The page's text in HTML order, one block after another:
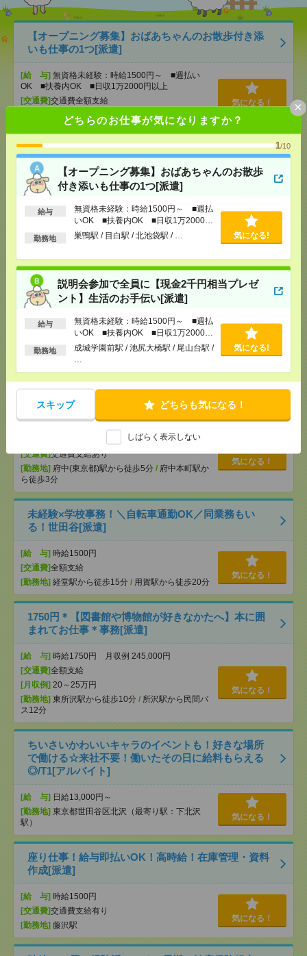
どちらのお仕事が気になりますか？
1/10
【オープニング募集】おばあちゃんのお散歩
付き添いも仕事の1つ[派遣]
給与
無資格未経験：時給1500円～ ■週払
いOK ■扶養内OK ■日収1万2000円
以上
勤務地 巣鴨駅 / 目白駅 / 北池袋駅 / … 気になる!
説明会参加で全員に【現金2千円相当プレゼ
ント】生活のお手伝い[派遣]
給与
無資格未経験：時給1500円～ ■週払
いOK ■扶養内OK ■日収1万2000円
以上
勤務地
成城学園前駅 / 池尻大橋駅 / 尾山台駅 /
気になる!
スキップ どちらも気になる！
しばらく表示しない
×
【オープニング募集】おばあちゃんのお散歩付き添
いも仕事の1つ[派遣]
[給 与] 無資格未経験：時給1500円～ ■週払い
OK ■扶養内OK ■日収1万2000円以上
[交通費]交通費全額支給
巣鴨駅/ 目白駅 /北池袋駅 / …
気になる！
説明会参加で全員に【現金2千円相当プレゼント】生
活のお手伝い[派遣]
[給 与] 無資格未経験：時給1500円～ ■週払い
[交通費]交通費全額支給
気になる！
2名募集！時給1800円！基本17時15分まで＊12月まで
＊受診状況の集計など[派遣]
[給 与] 時給1800円＋交 【月収例】279,000円
[交通費]交通費支給あり
25～30万円
[勤務地] 御茶ノ水駅から徒歩1分
気になる！
17時まで＊3名の大募集＊申請受付業務など[派遣]
時給1450円～1500円＋交 ■給与の前払い
[交通費]交通費支給あり
[勤務地] 府中(東京都)駅から徒歩5分 / 府中本町駅か
ら徒歩3分
気になる！
未経験×学校事務！＼自転車通勤OK／同業務もい
る！世田谷[派遣]
[給 与] 時給1500円
[交通費]全額支給
[勤務地] 経堂駅から徒歩15分 / 用賀駅から徒歩20分
気になる！
1750円＊【図書館や博物館が好きなかたへ】本に囲
まれてお仕事＊事務[派遣]
[給 与] 時給1750円 月収例 245,000円
[交通費]全額支給
[月収例] 20～25万円
[勤務地] 東所沢駅から徒歩10分 / 所沢駅から民間バ
ス12分
気になる！
ちいさいかわいいキャラのイベントも！好きな場所
で働ける☆来社不要！働いたその日に給料もらえる
◎/T1[アルバイト]
[給 与] 日給13,000円～
[勤務地] 東京都世田谷区北沢（最寄り駅：下北沢
駅）
気になる！
座り仕事！給与即払いOK！高時給！在庫管理・資料
作成[派遣]
[給 与] 時給1500円
[交通費]交通費支給有り
[勤務地] 藤沢駅
気になる！